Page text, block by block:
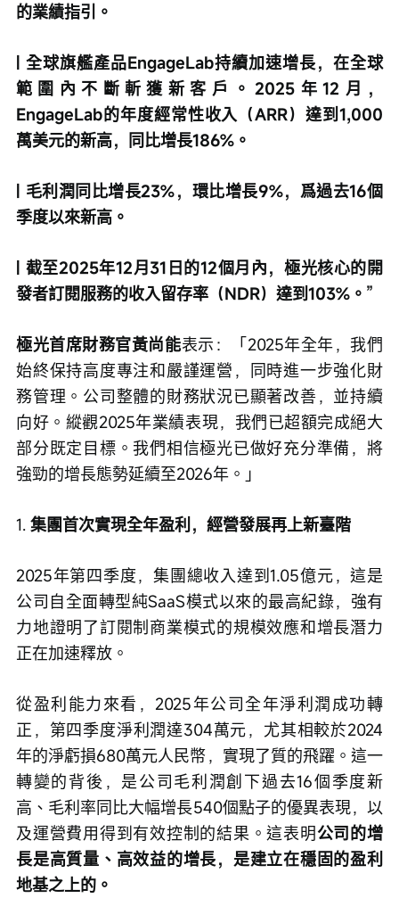
的業績指引。
| 全球旗艦產品EngageLab持續加速增長，在全球
範圍內不斷斬獲新客戶。2025年12月，
EngageLab的年度經常性收入（ARR）達到1,000
萬美元的新高，同比增長186%。
| 毛利潤同比增長23%，環比增長9%，爲過去16個
季度以來新高。
| 截至2025年12月31日的12個月內，極光核心的開
發者訂閱服務的收入留存率（NDR）達到103%。”
極光首席財務官黃尚能表示：「2025年全年，我們
始終保持高度專注和嚴謹運營，同時進一步強化財
務管理。公司整體的財務狀況已顯著改善，並持續
向好。縱觀2025年業績表現，我們已超額完成絕大
部分既定目標。我們相信極光已做好充分準備，將
強勁的增長態勢延續至2026年。」
1. 集團首次實現全年盈利，經營發展再上新臺階
2025年第四季度，集團總收入達到1.05億元，這是
公司自全面轉型純SaaS模式以來的最高紀錄，強有
力地證明了訂閱制商業模式的規模效應和增長潛力
正在加速釋放。
從盈利能力來看，2025年公司全年淨利潤成功轉
正，第四季度淨利潤達304萬元，尤其相較於2024
年的淨虧損680萬元人民幣，實現了質的飛躍。這一
轉變的背後，是公司毛利潤創下過去16個季度新
高、毛利率同比大幅增長540個點子的優異表現，以
及運營費用得到有效控制的結果。這表明公司的增
長是高質量、高效益的增長，是建立在穩固的盈利
地基之上的。